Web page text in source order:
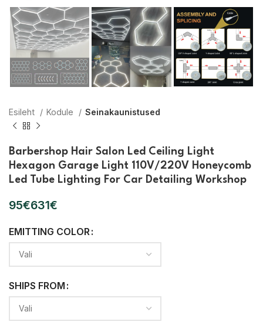
Esileht Kodule Seinakaunistused
Barbershop Hair Salon Led Ceiling Light
Hexagon Garage Light 110V/220V Honeycomb
Led Tube Lighting For Car Detailing Workshop
€ €
EMITTING COLOR
SHIPS FROM